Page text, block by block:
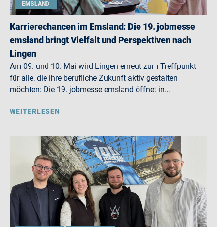
EMSLAND
Karrierechancen im Emsland: Die 19. jobmesse
emsland bringt Vielfalt und Perspektiven nach
Lingen
Am 09. und 10. Mai wird Lingen erneut zum Treffpunkt
für alle, die ihre berufliche Zukunft aktiv gestalten
möchten: Die 19. jobmesse emsland öffnet in…
WEITERLESEN